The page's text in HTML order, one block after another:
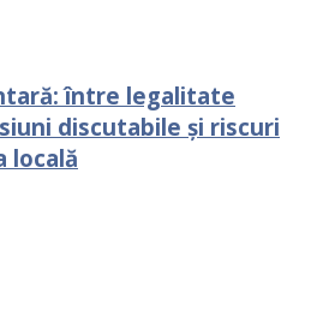
între legalitate
discutabile și riscuri
locală